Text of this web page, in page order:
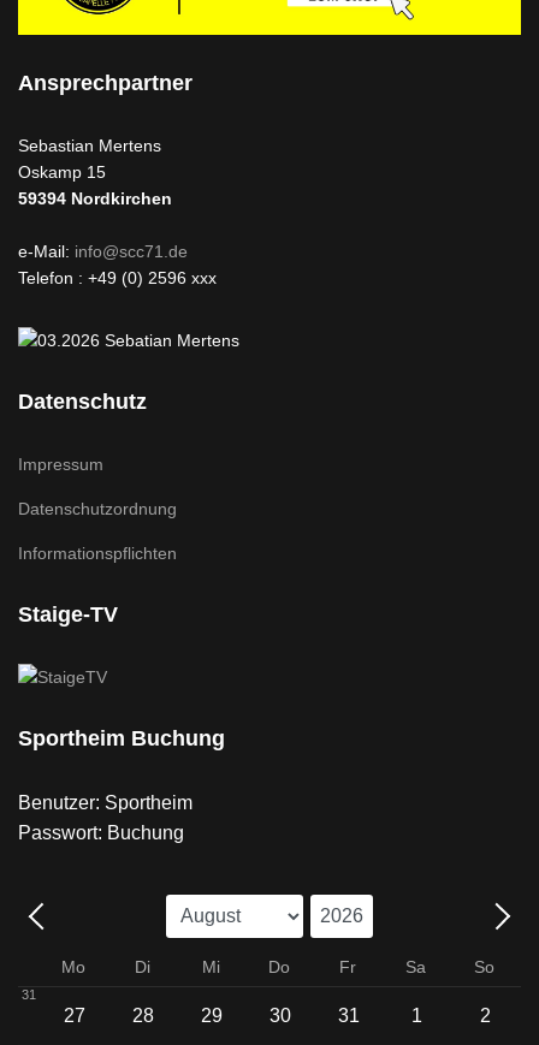
Ansprechpartner
Sebastian Mertens
Oskamp 15
59394 Nordkirchen
e-Mail: info@scc71.de
Telefon : +49 (0) 2596 xxx
Datenschutz
Impressum
Datenschutzordnung
Informationspflichten
Staige-TV
Sportheim Buchung
Benutzer: Sportheim
Passwort: Buchung
Mo Di Mi Do Fr Sa So
31
27 28 29 30 31 1 2